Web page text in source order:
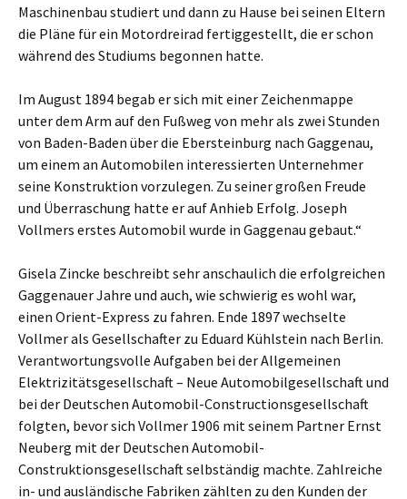
Maschinenbau studiert und dann zu Hause bei seinen Eltern
die Pläne für ein Motordreirad fertiggestellt, die er schon
während des Studiums begonnen hatte.
Im August 1894 begab er sich mit einer Zeichenmappe
unter dem Arm auf den Fußweg von mehr als zwei Stunden
von Baden-Baden über die Ebersteinburg nach Gaggenau,
um einem an Automobilen interessierten Unternehmer
seine Konstruktion vorzulegen. Zu seiner großen Freude
und Überraschung hatte er auf Anhieb Erfolg. Joseph
Vollmers erstes Automobil wurde in Gaggenau gebaut.“
Gisela Zincke beschreibt sehr anschaulich die erfolgreichen
Gaggenauer Jahre und auch, wie schwierig es wohl war,
einen Orient-Express zu fahren. Ende 1897 wechselte
Vollmer als Gesellschafter zu Eduard Kühlstein nach Berlin.
Verantwortungsvolle Aufgaben bei der Allgemeinen
Elektrizitätsgesellschaft – Neue Automobilgesellschaft und
bei der Deutschen Automobil-Constructionsgesellschaft
folgten, bevor sich Vollmer 1906 mit seinem Partner Ernst
Neuberg mit der Deutschen Automobil-
Construktionsgesellschaft selbständig machte. Zahlreiche
in- und ausländische Fabriken zählten zu den Kunden der